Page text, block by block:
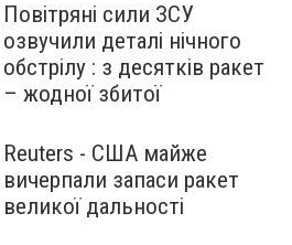
Повітряні сили ЗСУ
озвучили деталі нічного
обстрілу : з десятків ракет
– жодної збитої
Reuters - США майже
вичерпали запаси ракет
великої дальності